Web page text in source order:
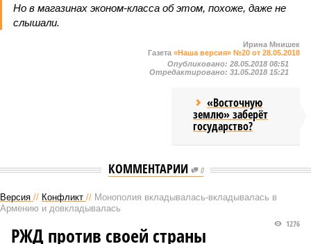
Но в магазинах эконом-класса об этом, похоже, даже не
слышали.
Ирина Мнишек
Газета «Наша версия» №20 от 28.05.2018
Опубликовано: 28.05.2018 08:51
Отредактировано: 31.05.2018 15:21
«Восточную
землю» заберёт
государство?
КОММЕНТАРИИ 0
Версия // Конфликт // Монополия вкладывалась-вкладывалась в
Армению и довкладывалась
1276
РЖД против своей страны